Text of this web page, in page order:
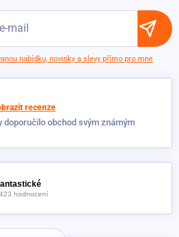
nabídku, novinky a slevy přímo pro mne
recenze
doporučilo obchod svým známým